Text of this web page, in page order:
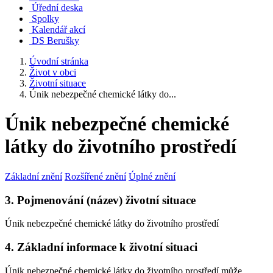
Úřední deska
Spolky
Kalendář akcí
DS Berušky
Úvodní stránka
Život v obci
Životní situace
Únik nebezpečné chemické látky do...
Únik nebezpečné chemické
látky do životního prostředí
Základní znění Rozšířené znění Úplné znění
3. Pojmenování (název) životní situace
Únik nebezpečné chemické látky do životního prostředí
4. Základní informace k životní situaci
Únik nebezpečné chemické látky do životního prostředí může